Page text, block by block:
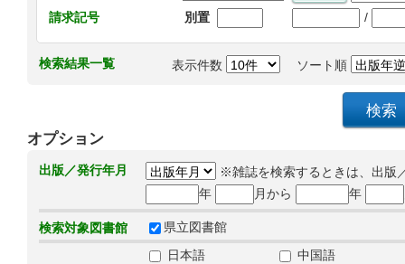
請求記号
別置 /
検索結果一覧 表示件数 ソート順
オプション
出版／発行年月
※雑誌を検索するときは、出版
年
月から 年
検索対象図書館 県立図書館
日本語
中国語